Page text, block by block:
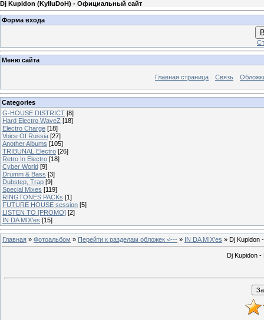
Dj Kupidon (KyIIuDoH) - Официальный сайт
Форма входа
Меню сайта
Главная страница Связь
Categories
G-HOUSE DISTRICT [8]
Hard Electro WaveZ [18]
Electro Charge [18]
Voice Of Russia [27]
Another Albums [105]
TRIBUNAL Electro [26]
Retro In Electro [18]
Cyber World [9]
Drumm & Bass [3]
Dubstep, Trap [9]
Special Mixes [119]
RINGTONES PACKs [1]
FUTURE HOUSE session [5]
LISTEN TO [PROMO] [2]
IN DA MIX'es [15]
Главная » Фотоальбом » Перейти к разделам обложек <--- » IN DA MIX'es » Dj Kupidon
Dj Kupidon